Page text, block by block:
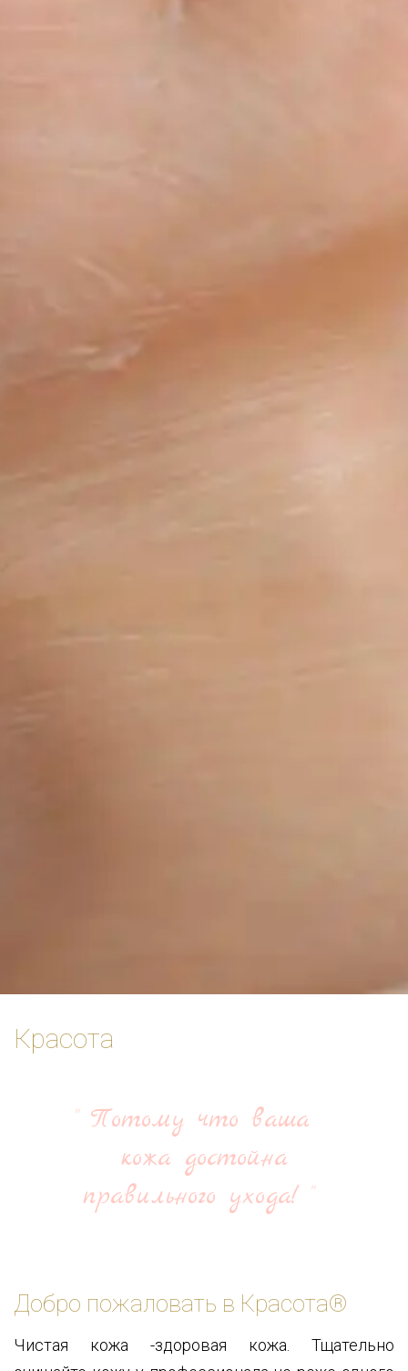
Красота
Потому что ваша
кожа достойна
правильного ухода!
Добро пожаловать в Красота®
Чистая кожа -здоровая кожа. Тщательно